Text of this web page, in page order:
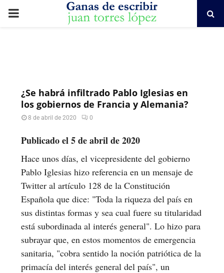
PRIMARY
¿Se habrá infiltrado Pablo Iglesias en
los gobiernos de Francia y Alemania?
8 de abril de 2020 0
Publicado el 5 de abril de 2020
Hace unos días, el vicepresidente del gobierno
Pablo Iglesias hizo referencia en un mensaje de
Twitter al artículo 128 de la Constitución
Española que dice: "Toda la riqueza del país en
sus distintas formas y sea cual fuere su titularidad
está subordinada al interés general". Lo hizo para
subrayar que, en estos momentos de emergencia
sanitaria, "cobra sentido la noción patriótica de la
primacía del interés general del país", un